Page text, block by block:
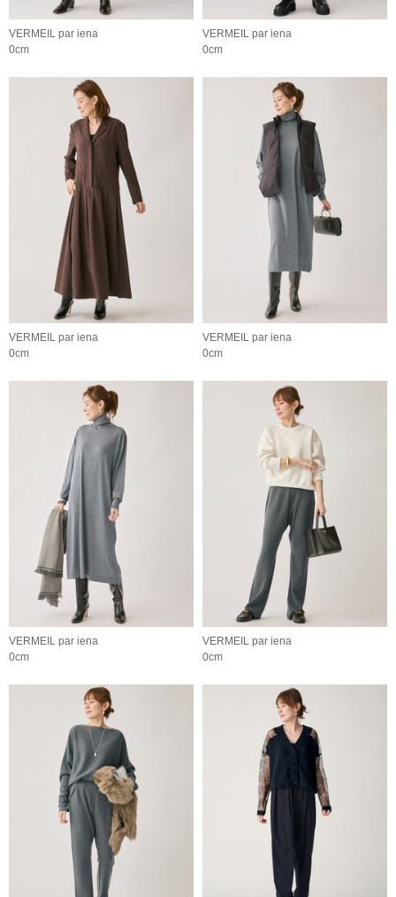
VERMEIL par iena
0cm
VERMEIL par iena
0cm
VERMEIL par iena
0cm
VERMEIL par iena
0cm
VERMEIL par iena
0cm
VERMEIL par iena
0cm